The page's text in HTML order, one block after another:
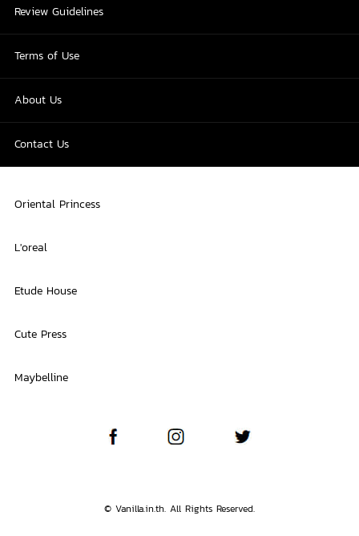
Review Guidelines
Terms of Use
About Us
Contact Us
Oriental Princess
L'oreal
Etude House
Cute Press
Maybelline
© Vanilla.in.th. All Rights Reserved.